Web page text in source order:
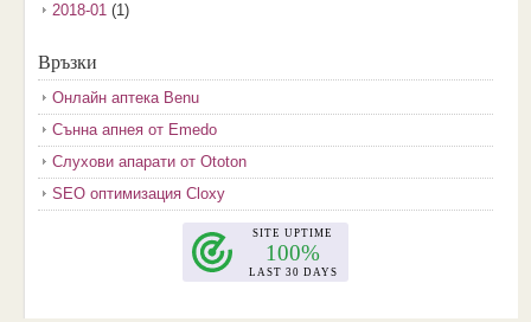
2018-01(1)
2017-11
2017-10(3)
2017-08(3)
2017-07(1)
2017-06(2)
Връзки
Онлайн аптека Benu
Сънна апнея от Emedo
Слухови апарати от Ototon
SEO оптимизация Cloxy